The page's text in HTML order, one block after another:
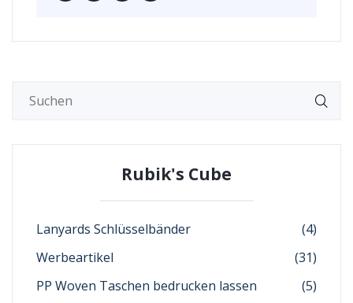
Rubik's Cube
Lanyards Schlüsselbänder
(4)
Werbeartikel
(31)
PP Woven Taschen bedrucken lassen
(5)